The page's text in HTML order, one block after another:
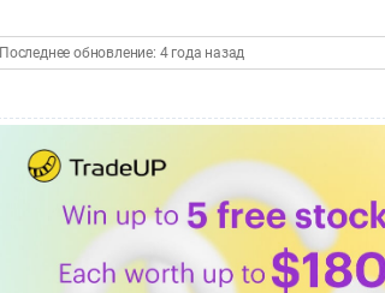
Последнее обновление: 4 года назад